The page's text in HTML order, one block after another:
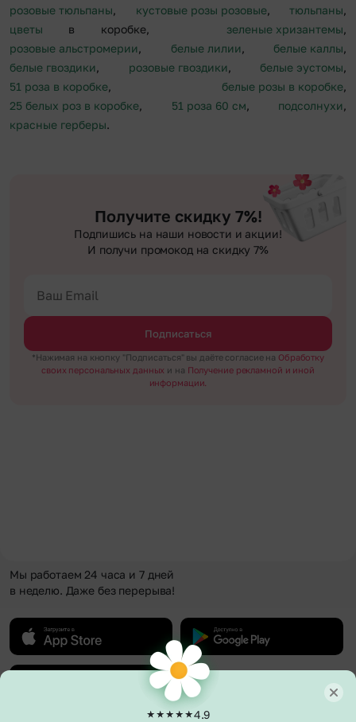
розовые тюльпаны, кустовые розы розовые, тюльпаны,
цветы в коробке, зеленые хризантемы,
розовые альстромерии, белые лилии, белые каллы,
белые гвоздики, розовые гвоздики, белые эустомы,
51 роза в коробке, белые розы в коробке,
25 белых роз в коробке, 51 роза 60 см, подсолнухи,
красные герберы.
Получите скидку 7%!
Подпишись на наши новости и акции!
И получи промокод на скидку 7%
Подписаться
*Нажимая на кнопку "Подписаться" вы даёте согласие на Обработку
своих персональных данных и на Получение рекламной и иной
информации.
Мы работаем 24 часа и 7 дней
в неделю. Даже без перерыва!
4.9